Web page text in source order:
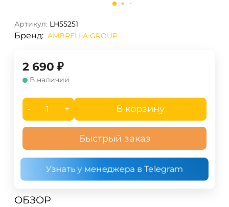
Артикул: LH55251
Бренд: AMBRELLA GROUP
2 690 ₽
В наличии
- + В корзину
Быстрый заказ
Узнать у менеджера в Telegram
ОБЗОР